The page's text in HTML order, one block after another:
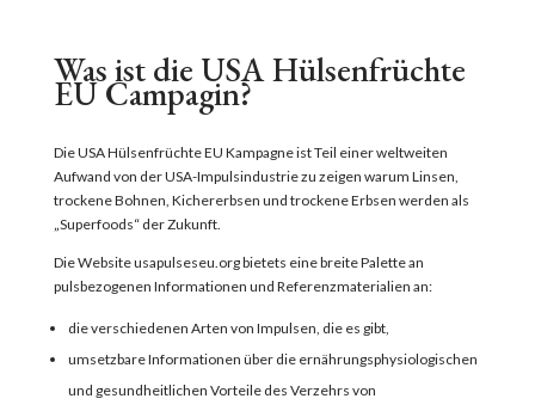
Was ist die USA Hülsenfrüchte
EU Campagin?
DieUSA Hülsenfrüchte EU Kampagneist Teil einer weltweiten
Aufwand von der USA-Impulsindustriezu zeigen warum Linsen,
trockene Bohnen, Kichererbsen und trockene Erbsen werden als
„Superfoods“ der Zukunft.
Die Website usapulseseu.orgbietets eine breite Palette an
pulsbezogenen Informationen und Referenzmaterialien an:
die verschiedenen Arten von Impulsen, die es gibt,
umsetzbare Informationen über die ernährungsphysiologischen
und gesundheitlichen Vorteile des Verzehrs von